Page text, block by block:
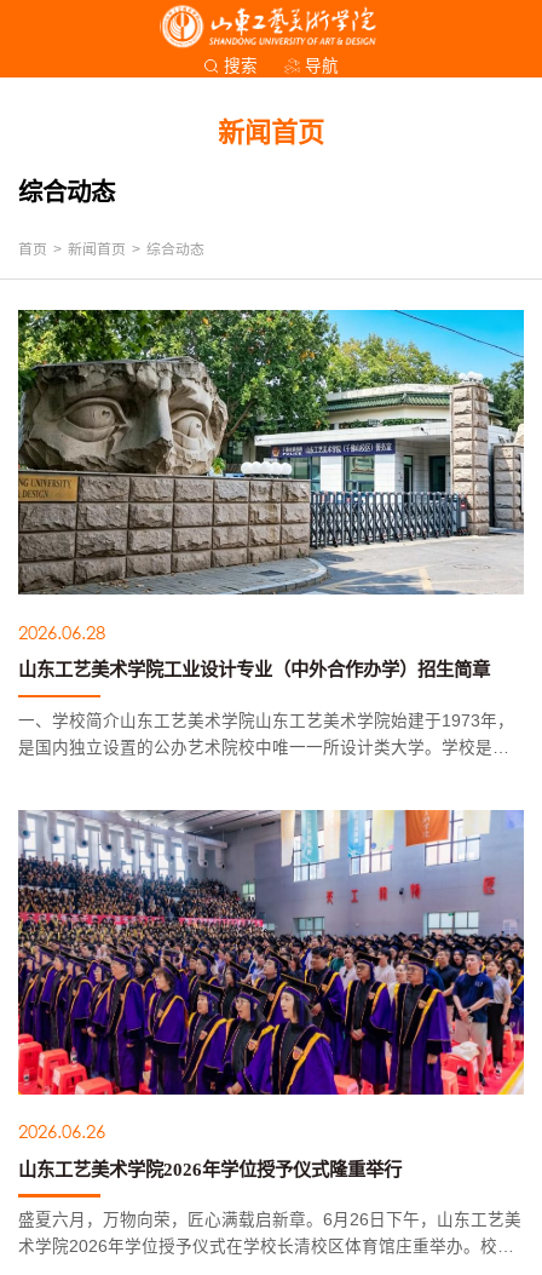
搜索 导航
新闻首页
综合动态
首页 > 新闻首页 > 综合动态
2026.06.28
山东工艺美术学院工业设计专业（中外合作办学）招生简章
一、学校简介山东工艺美术学院山东工艺美术学院始建于1973年，
是国内独立设置的公办艺术院校中唯一一所设计类大学。学校是国
建...
2026.06.26
山东工艺美术学院2026年学位授予仪式隆重举行
盛夏六月，万物向荣，匠心满载启新章。6月26日下午，山东工艺美
术学院2026年学位授予仪式在学校长清校区体育馆庄重举办。校学